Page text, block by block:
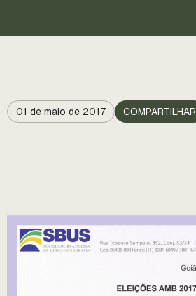
01 de maio de 2017 COMPARTILHAR